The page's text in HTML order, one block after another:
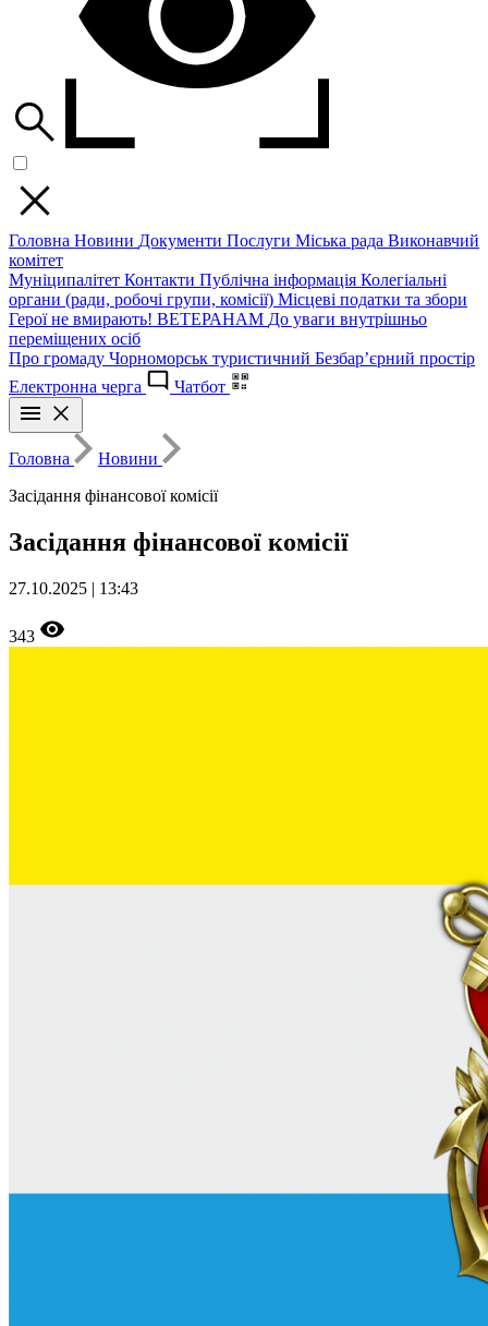
Головна Новини Документи Послуги Міська рада Виконавчий
комітет
Муніципалітет Контакти Публічна інформація Колегіальні
органи (ради, робочі групи, комісії) Місцеві податки та збори
Герої не вмирають! ВЕТЕРАНАМ До уваги внутрішньо
переміщених осіб
Про громаду Чорноморськ туристичний Безбар’єрний простір
Електронна черга
Чатбот
Головна
Новини
Засідання фінансової комісії
Засідання фінансової комісії
27.10.2025 | 13:43
343